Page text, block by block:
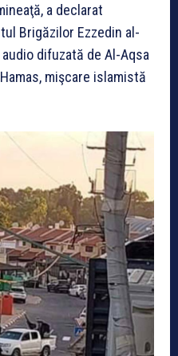
a declarat
Brigăzilor Ezzedin al-
difuzată de Al-Aqsa
mişcare islamistă